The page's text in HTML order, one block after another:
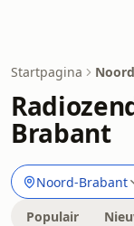
Startpagina
Brabant
Noord-Brabant
Populair